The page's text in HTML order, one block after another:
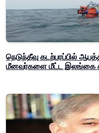
நெடுந்தீவு கடற்பரப்பில்
மீனவர்களை மீட்ட இலங்கை